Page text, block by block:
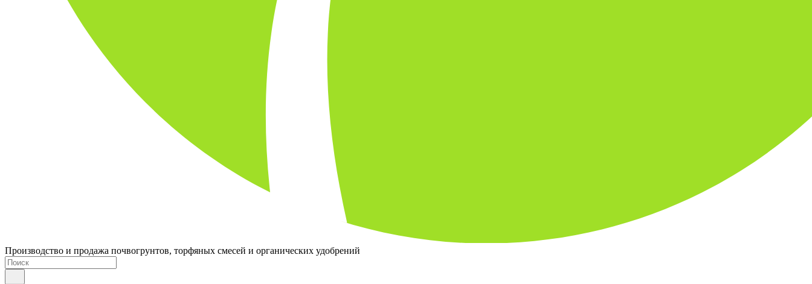
Производство и продажа почвогрунтов, торфяных смесей и органических удобрений